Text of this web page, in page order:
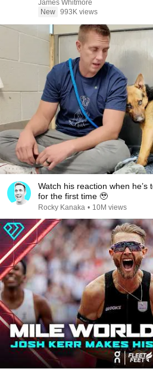
James Whitmore
New 993K views
Watch his reaction when he’s
for the first time 🥹
Rocky Kanaka • 10M views